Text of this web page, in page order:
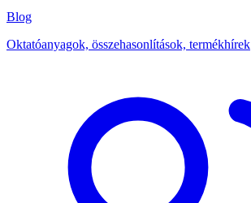
Blog
Oktatóanyagok, összehasonlítások, termékhírek